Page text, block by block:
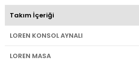
Takım İçeriği
LOREN KONSOL AYNALI
LOREN MASA